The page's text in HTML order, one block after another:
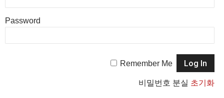
Password
Remember Me
비밀번호 분실 초기화